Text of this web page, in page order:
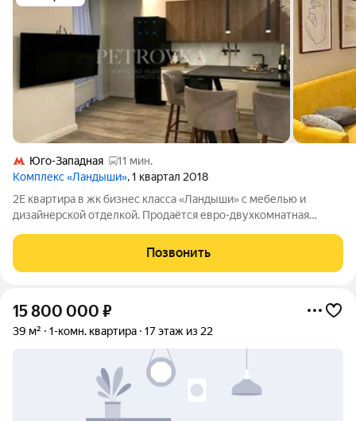
Юго-Западная
11 мин.
Комплекс «Ландыши», 1 квартал 2018
2Е квартира в жк бизнес класса «Ландыши» с мебелью и
дизайнерской отделкой. Продаётся евро-двухкомнатная
представлена: Кухней-гостиной; Полноценной спальней;
Совмещенным су с ванной;
Позвонить
15 800 000 ₽
39 м² 1-комн. квартира 17 этаж из 22